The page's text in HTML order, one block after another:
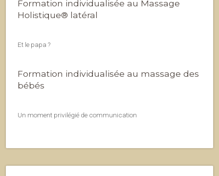
Formation individualisée au Massage
Holistique® latéral
Et le papa ?
Formation individualisée au massage des
bébés
Un moment privilégié de communication